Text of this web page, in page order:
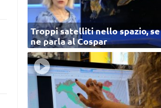
Troppi satelliti nello spazio, se
ne parla al Cospar